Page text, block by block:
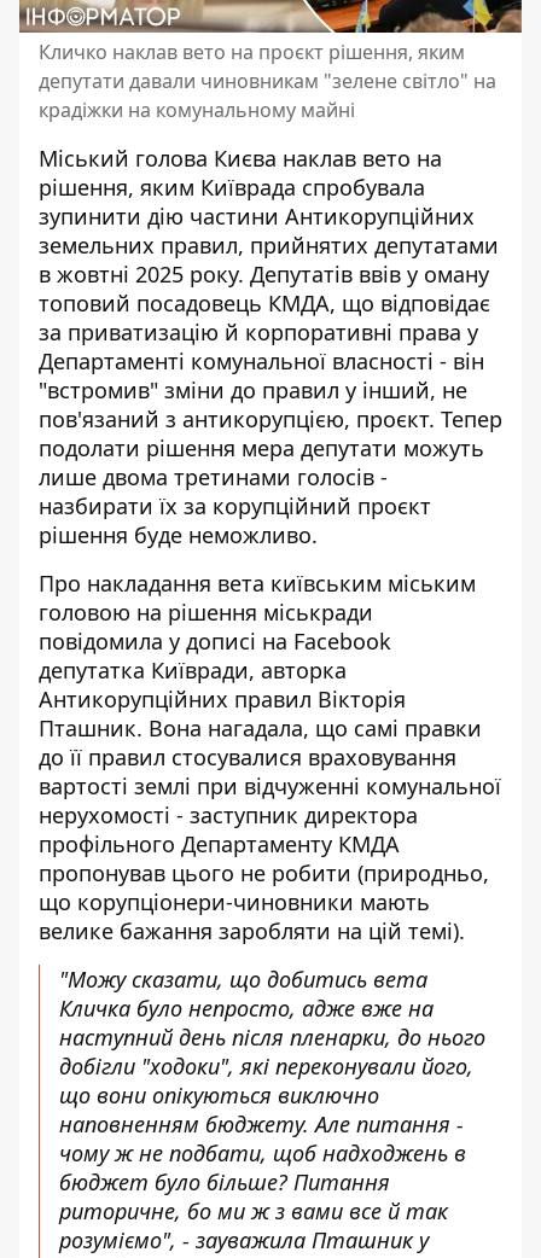
Кличко наклав вето на проєкт рішення, яким
депутати давали чиновникам "зелене світло" на
крадіжки на комунальному майні
Міський голова Києва наклав вето на
рішення, яким Київрада спробувала
зупинити дію частини Антикорупційних
земельних правил, прийнятих депутатами
в жовтні 2025 року. Депутатів ввів у оману
топовий посадовець КМДА, що відповідає
за приватизацію й корпоративні права у
Департаменті комунальної власності - він
"встромив" зміни до правил у інший, не
пов'язаний з антикорупцією, проєкт. Тепер
подолати рішення мера депутати можуть
лише двома третинами голосів -
назбирати їх за корупційний проєкт
рішення буде неможливо.
Про накладання вета київським міським
головою на рішення міськради
повідомила у дописі на Facebook
депутатка Київради, авторка
Антикорупційних правил Вікторія
Пташник. Вона нагадала, що самі правки
до її правил стосувалися враховування
вартості землі при відчуженні комунальної
нерухомості - заступник директора
профільного Департаменту КМДА
пропонував цього не робити (природньо,
що корупціонери-чиновники мають
велике бажання заробляти на цій темі).
"Можу сказати, що добитись вета
Кличка було непросто, адже вже на
наступний день після пленарки, до нього
добігли "ходоки", які переконували його,
що вони опікуються виключно
наповненням бюджету. Але питання -
чому ж не подбати, щоб надходжень в
бюджет було більше? Питання
риторичне, бо ми ж з вами все й так
розуміємо", - зауважила Пташник у